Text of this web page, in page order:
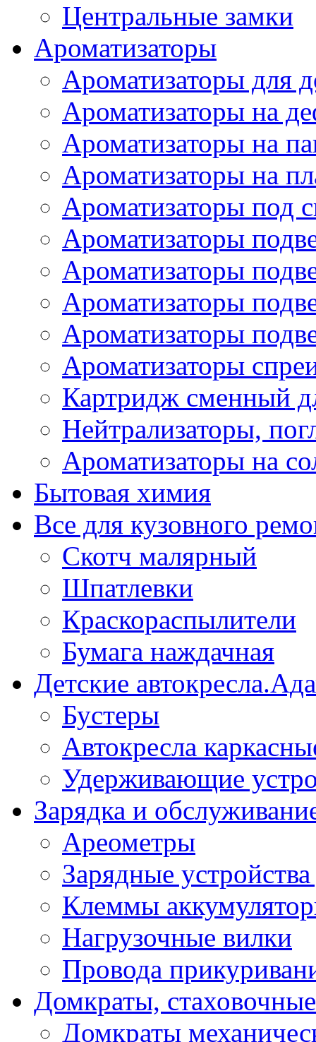
Центральные замки
Ароматизаторы
Ароматизаторы для
Ароматизаторы на
Ароматизаторы на
Ароматизаторы на
Ароматизаторы под
Ароматизаторы
Ароматизаторы
Ароматизаторы
Ароматизаторы
Ароматизаторы
Картридж сменный
Нейтрализаторы,
Ароматизаторы на
Бытовая химия
Все для кузовного
Скотч малярный
Шпатлевки
Краскораспылители
Бумага наждачная
Детские
Бустеры
Автокресла
Удерживающие
Зарядка и
Ареометры
Зарядные
Клеммы
Нагрузочные вилки
Провода
Домкраты,
Домкраты